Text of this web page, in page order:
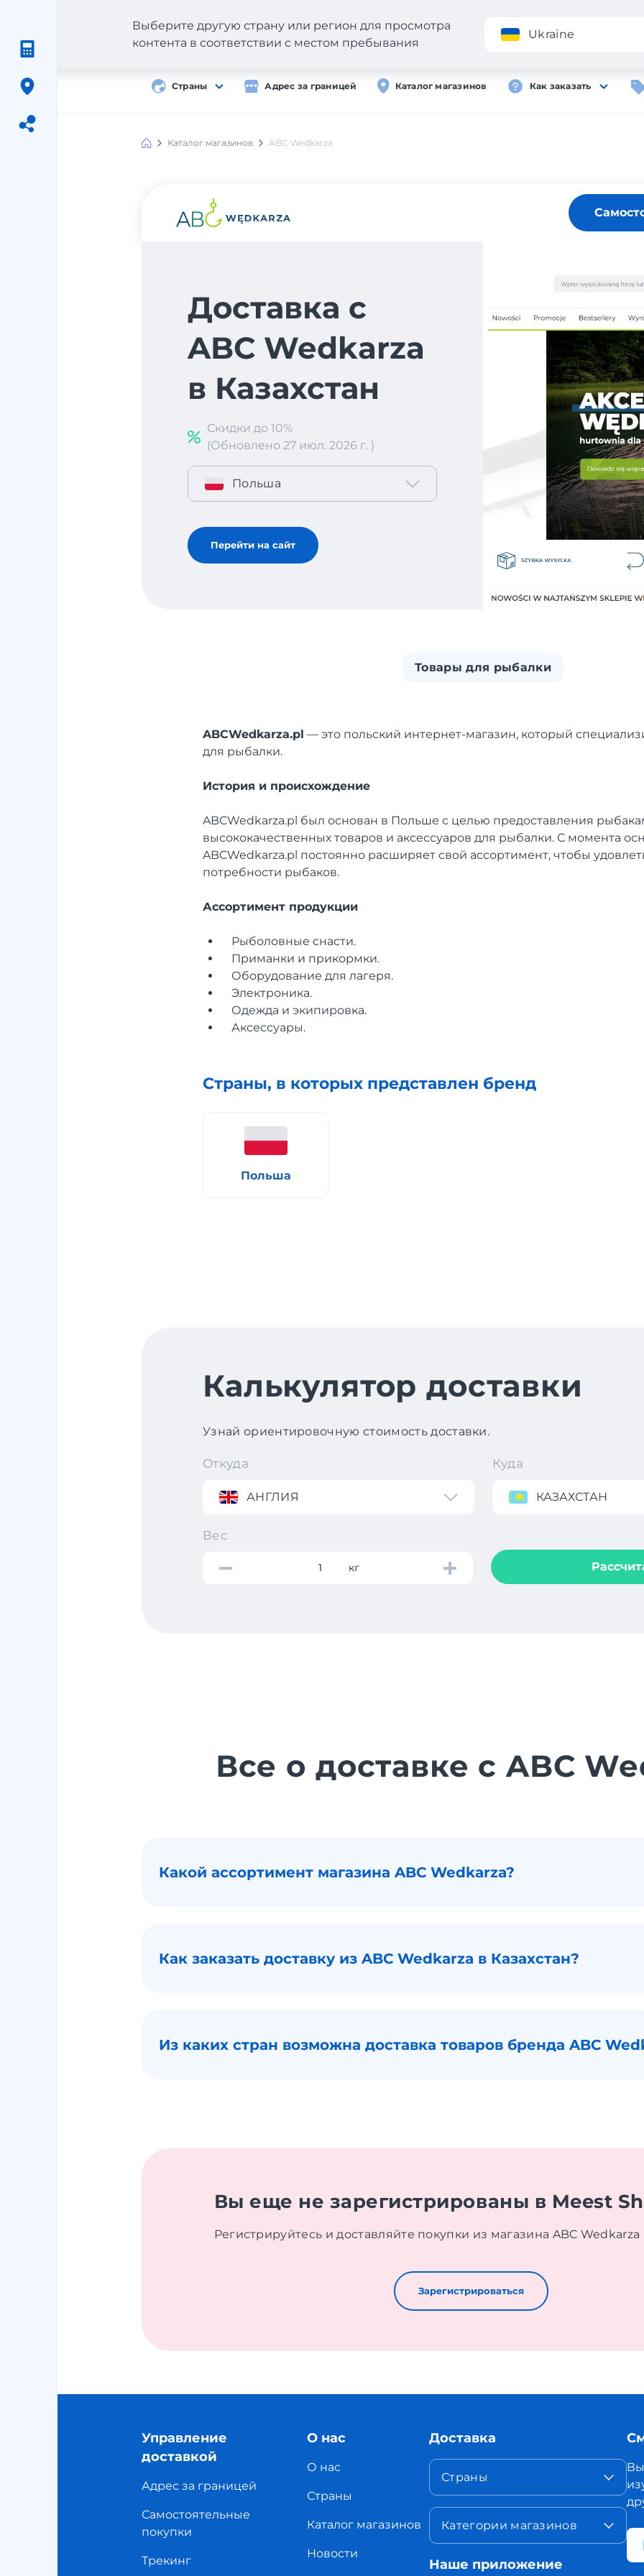
Страны Адрес за границей Каталог магазинов Как заказать
Выберите другую страну или регион для просмотра
контента в соответствии с местом пребывания
Ukraine
Meest
Каталог магазинов ABC Wedkarza
Доставка с
ABC Wedkarza
в Казахстан
Скидки до 10%
(Обновлено 27 июл. 2026 г. )
Польша
Перейти на сайт
Товары для рыбалки
ABCWedkarza.pl — это польский интернет-магазин, который
для рыбалки.
История и происхождение
ABCWedkarza.pl был основан в Польше с целью предоставления
высококачественных товаров и аксессуаров для рыбалки. С момента
ABCWedkarza.pl постоянно расширяет свой ассортимент, чтобы
потребности рыбаков.
Ассортимент продукции
Рыболовные снасти.
Приманки и прикормки.
Оборудование для лагеря.
Электроника.
Одежда и экипировка.
Аксессуары.
Страны, в которых представлен бренд
Польша
Калькулятор доставки
Узнай ориентировочную стоимость доставки.
Откуда
АНГЛИЯ
Куда
КАЗАХСТАН
Вес
кг
Все о доставке с ABC
Какой ассортимент магазина ABC Wedkarza?
Как заказать доставку из ABC Wedkarza в Казахстан?
Из каких стран возможна доставка товаров бренда ABC
Вы еще не зарегистрированы в Meest
Регистрируйтесь и доставляйте покупки из магазина ABC Wedkarza
Зарегистрироваться
Управление
доставкой
Адрес за границей
Самостоятельные
покупки
Трекинг
О нас
О нас
Страны
Каталог магазинов
Новости
Доставка
Страны
Категории магазинов
Наше приложение